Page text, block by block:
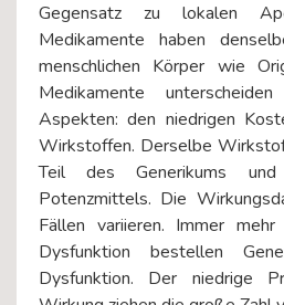
Gegensatz zu lokalen
Medikamente haben
menschlichen Körper wie
Medikamente
Aspekten: den niedrigen
Wirkstoffen. Derselbe
Teil des Generikums und
Potenzmittels. Die
Fällen variieren. Immer
Dysfunktion bestellen
Dysfunktion. Der niedrige